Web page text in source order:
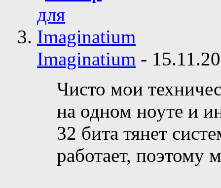
Imaginatium -
Чисто мои
на одном ноуте и
32 бита тянет
работает, поэтому